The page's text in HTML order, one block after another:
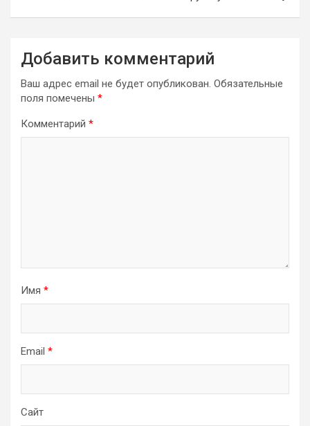
Добавить комментарий
Ваш адрес email не будет опубликован. Обязательные
поля помечены *
Комментарий *
Имя *
Email *
Сайт